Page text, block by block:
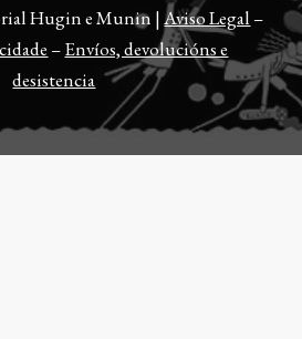
Hugin e Munin |Aviso Legal –
–Envíos, devolucións e
desistencia